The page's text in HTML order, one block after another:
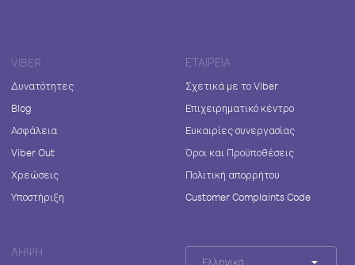
VIBER
Δυνατότητες
Blog
Ασφάλεια
Viber Out
Χρεώσεις
Υποστήριξη
ΕΤΑΙΡΕΊΑ
Σχετικά με το Viber
Επιχειρηματικό κέντρο
Ευκαιρίες συνεργασίας
Όροι και Προϋποθέσεις
Πολιτική απορρήτου
Customer Complaints Code
ΛΉΨΗ
Ελληνικά